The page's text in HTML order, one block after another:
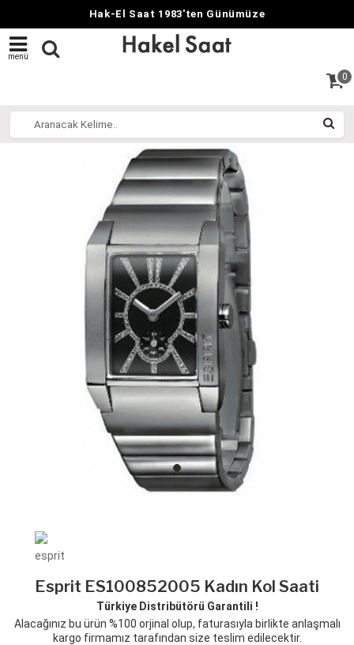
Hak-El Saat 1983'ten Günümüze
menü
0
Esprit ES100852005 Kadın Kol Saati
Türkiye Distribütörü Garantili !
Alacağınız bu ürün %100 orjinal olup, faturasıyla birlikte anlaşmalı
kargo firmamız tarafından size teslim edilecektir.